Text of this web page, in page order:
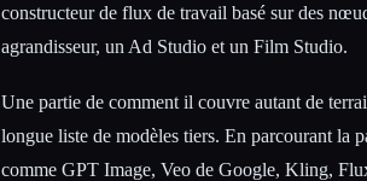
constructeur de flux de travail basé sur des
agrandisseur, un Ad Studio et un Film Studio.
Une partie de comment il couvre autant de
longue liste de modèles tiers. En parcourant la
comme GPT Image, Veo de Google, Kling,